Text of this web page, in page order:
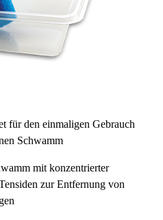
für den einmaligen Gebrauch
Schwamm
mit konzentrierter
zur Entfernung von